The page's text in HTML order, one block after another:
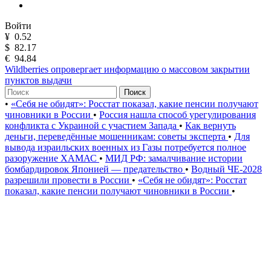
Войти
¥ 0.52
$ 82.17
€ 94.84
Wildberries опровергает информацию о массовом закрытии
пунктов выдачи
Поиск
• «Себя не обидят»: Росстат показал, какие пенсии получают
чиновники в России • Россия нашла способ урегулирования
конфликта с Украиной с участием Запада • Как вернуть
деньги, переведённые мошенникам: советы эксперта • Для
вывода израильских военных из Газы потребуется полное
разоружение ХАМАС • МИД РФ: замалчивание истории
бомбардировок Японией — предательство • Водный ЧЕ-2028
разрешили провести в России • «Себя не обидят»: Росстат
показал, какие пенсии получают чиновники в России •